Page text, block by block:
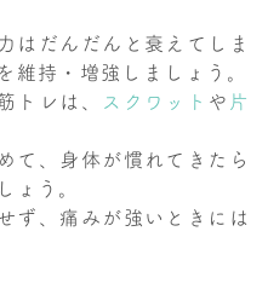
はだんだんと衰えてしま
維持・増強しましょう。
トレは、 スクワット や片
て、身体が慣れてきたら
ょう。
ず、痛みが強いときには